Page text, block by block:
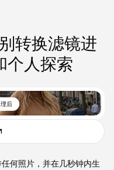
转换滤镜进
个人探索
后
何照片，并在几秒钟内生